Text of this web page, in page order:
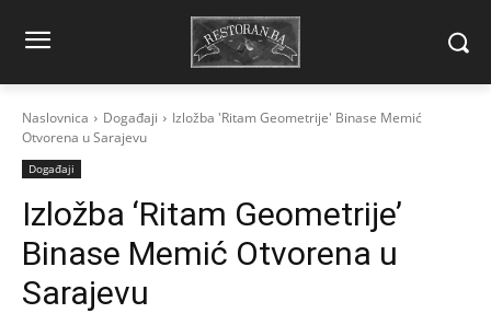
Naslovnica Događaji
Izložba 'Ritam Geometrije' Binase Memić
Otvorena u Sarajevu
Događaji
Izložba ‘Ritam Geometrije’
Binase Memić Otvorena u
Sarajevu